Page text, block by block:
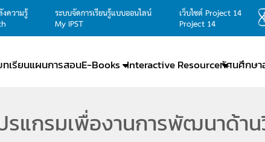
ความรู้
ระบบจัดการเรียนรู้แบบออนไลน์
My IPST
เว็บไซต์ Project 14
Project 14
เรียนแผนการสอนE-Books Interactive Resourceทัศนศึกษา
รแกรมเพื่องานการพัฒนาด้า